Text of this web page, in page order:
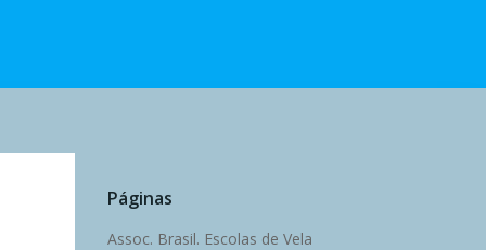
Páginas
Assoc. Brasil. Escolas de Vela